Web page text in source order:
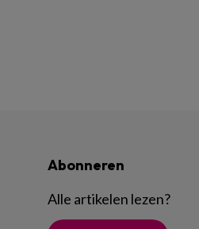
Abonneren
Alle artikelen lezen?